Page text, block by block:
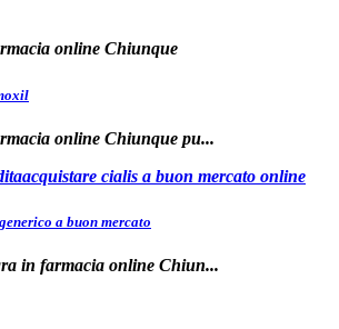
online Chiunque
online Chiunque pu...
cialis a buon mercato online
a buon mercato
in farmacia online Chiun...